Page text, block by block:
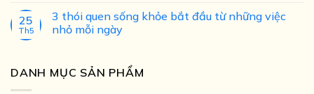
25
Th5
3 thói quen sống khỏe bắt đầu từ những việc
nhỏ mỗi ngày
DANH MỤC SẢN PHẨM